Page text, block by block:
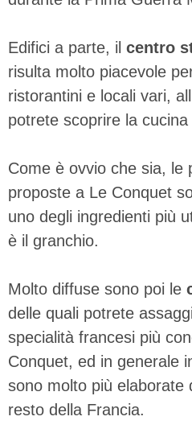
Edifici a parte, il centro
risulta molto piacevole
ristorantini e locali vari,
potrete scoprire la
Come è ovvio che sia, le
proposte a Le Conquet
uno degli ingredienti più
è il granchio.
Molto diffuse sono poi le
delle quali potrete
specialità francesi più
Conquet, ed in generale
sono molto più elaborate
resto della Francia.